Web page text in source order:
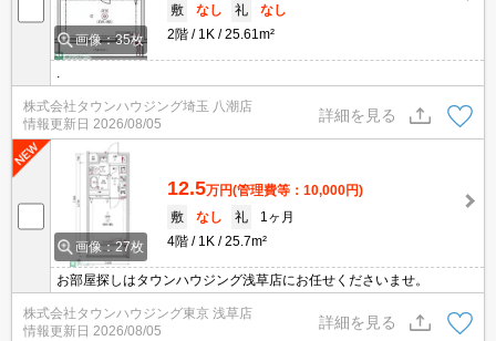
画像：35枚
敷
なし 礼
なし
2階
1K 25.61m²
株式会社タウンハウジング埼玉 八潮店
情報更新日 2026/08/05
詳細を見る
画像：27枚
12.5万円(管理費等：10,000円)
敷
なし 礼
1ヶ月
4階
1K 25.7m²
お部屋探しはタウンハウジング浅草店にお任せくださいませ。
株式会社タウンハウジング東京 浅草店
情報更新日 2026/08/05
詳細を見る